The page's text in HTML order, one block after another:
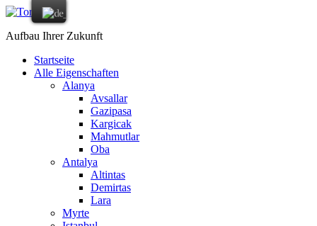
Aufbau Ihrer Zukunft
Startseite
Alle Eigenschaften
Alanya
Avsallar
Gazipasa
Kargicak
Mahmutlar
Oba
Antalya
Altintas
Demirtas
Lara
Myrte